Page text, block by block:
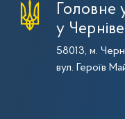
Головне
у
58013, м.
вул. Героїв